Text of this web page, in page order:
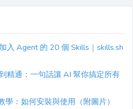
加入 Agent 的 20 個 Skills｜skills.sh
精通：一句話讓 AI 幫你搞定所有
學：如何安裝與使用（附圖片）